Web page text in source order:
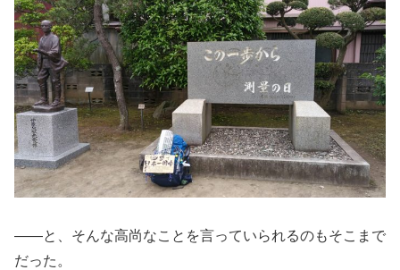
――と、そんな高尚なことを言っていられるのもそこまで
だった。